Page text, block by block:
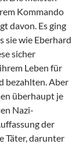
Kommando
davon. Es ging
sie wie Eberhard
sicher
Leben für
bezahlten. Aber
überhaupt je
Nazi-
der
Täter, darunter